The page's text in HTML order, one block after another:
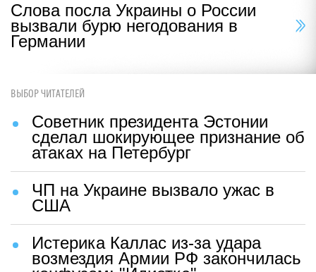
Слова посла Украины о России
вызвали бурю негодования в
Германии
ВЫБОР ЧИТАТЕЛЕЙ
Советник президента Эстонии
сделал шокирующее признание об
атаках на Петербург
ЧП на Украине вызвало ужас в
США
Истерика Каллас из-за удара
возмездия Армии РФ закончилась